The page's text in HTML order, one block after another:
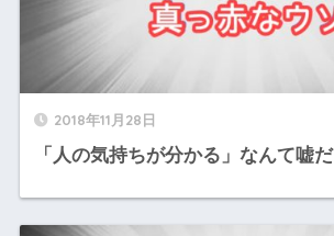
2018年11月28日
「人の気持ちが分かる」なんて嘘だ